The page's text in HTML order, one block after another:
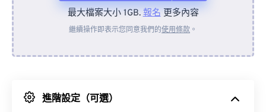
來自裝置
來自 Google 雲端硬碟
最大檔案大小 1GB.報名更多內容
繼續操作即表示您同意我們的使用條款 。
進階設定（可選）